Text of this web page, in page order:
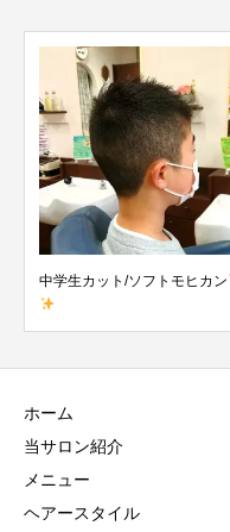
生カット/ソフトモヒカン
ホーム
当サロン紹介
メニュー
ヘアースタイル